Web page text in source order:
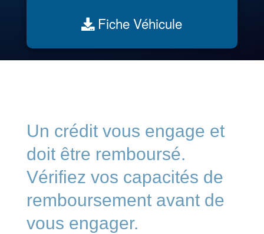
Fiche Véhicule
Un crédit vous engage et
doit être remboursé.
Vérifiez vos capacités de
remboursement avant de
vous engager.